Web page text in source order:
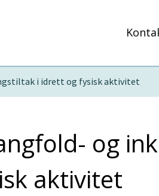
i idrett og fysisk aktivitet
og
aktivitet